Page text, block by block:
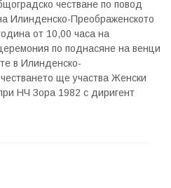
честване по повод
Илинденско-Преображенското
от 10,00 часа на
по поднасяне на венци
в Илинденско-
ще участва Женски
НЧ Зора 1982 с диригент